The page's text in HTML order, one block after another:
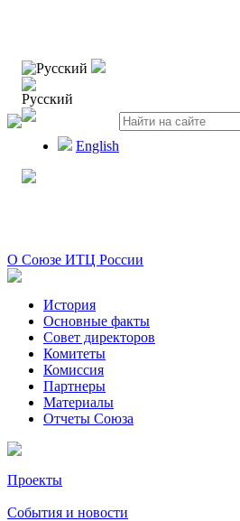
Русский
Русский
English
О Союзе ИТЦ России
История
Основные факты
Совет директоров
Комитеты
Комиссия
Партнеры
Материалы
Отчеты Союза
Проекты
События и новости